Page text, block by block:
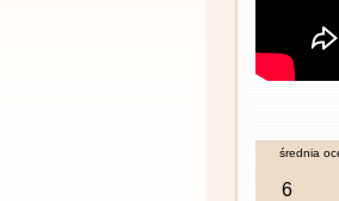
średnia
6